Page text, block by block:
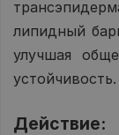
липидный
улучшая
устойчивость.
Действие: